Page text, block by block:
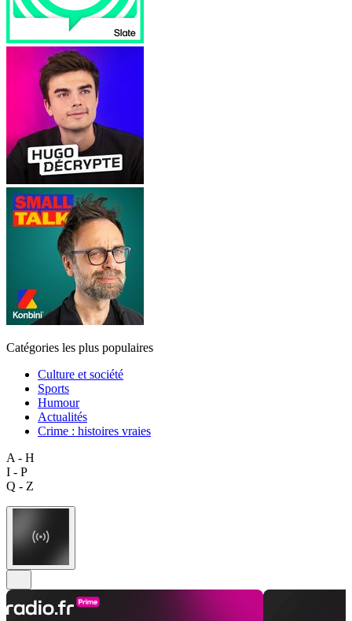
Catégories les plus populaires
Culture et société
Sports
Humour
Actualités
Crime : histoires vraies
A - H
I - P
Q - Z